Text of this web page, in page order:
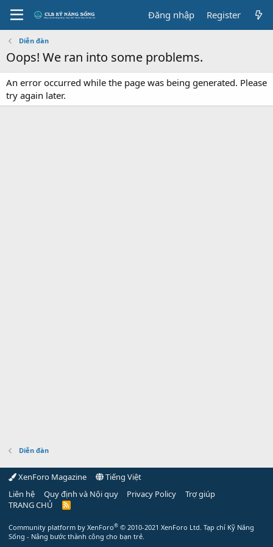
Đăng nhập Register
Diễn đàn
Oops! We ran into some problems.
An error occurred while the page was being generated. Please
try again later.
Diễn đàn
XenForo Magazine
Tiếng Việt
Liên hệ
Quy định và Nội quy Privacy Policy
Trợ giúp
TRANG CHỦ
R
Community platform by XenForo® © 2010-2021 XenForo Ltd. Tạp chí Kỹ Năng
Sống - Nâng bước thành công cho bạn trẻ.